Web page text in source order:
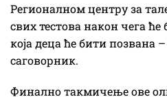
Регионалном центру за
свих тестова након чега
која деца ће бити позвана
саговорник.
Финално такмичење ове